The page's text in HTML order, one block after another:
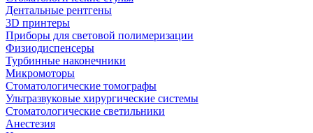
Дентальные рентгены
3D принтеры
Приборы для световой полимеризации
Физиодиспенсеры
Турбинные наконечники
Микромоторы
Стоматологические томографы
Ультразвуковые хирургические системы
Стоматологические светильники
Анестезия